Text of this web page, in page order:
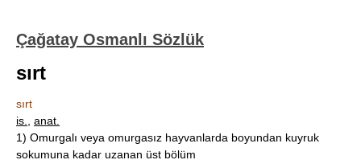
Çağatay Osmanlı Sözlük
sırt
sırt
is.
anat.
1) Omurgalı veya omurgasız hayvanlarda boyundan kuyruk
sokumuna kadar uzanan üst bölüm